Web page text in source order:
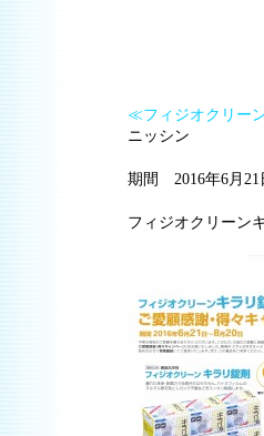
≪フィジオクリー
ニッシン
期間 2016年6月21
フィジオクリーン